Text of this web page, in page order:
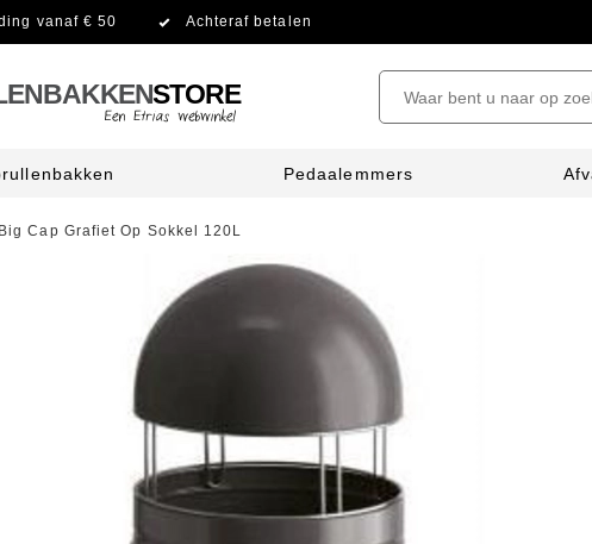
vanaf € 50 Achteraf betalen
STORE
Pedaalemmers
Cap Grafiet Op Sokkel 120L